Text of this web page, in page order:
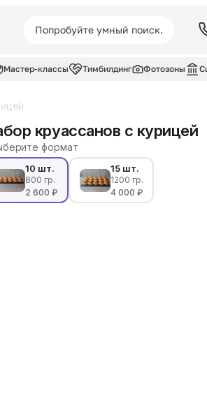
Мастер-классы Тимбилдинг Фотозоны
круассанов с курицей
формат
10 шт.
800 гр.
2 600 ₽
15 шт.
1200 гр.
4 000 ₽